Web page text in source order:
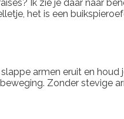
Ik zie je daar naar
het is een
armen eruit en
Zonder stevige